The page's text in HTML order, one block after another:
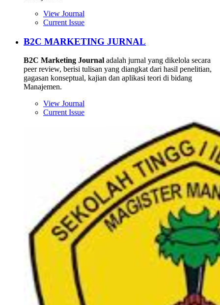
View Journal
Current Issue
B2C MARKETING JURNAL
B2C Marketing Journal adalah jurnal yang dikelola secara
peer review, berisi tulisan yang diangkat dari hasil penelitian,
gagasan konseptual, kajian dan aplikasi teori di bidang
Manajemen.
View Journal
Current Issue